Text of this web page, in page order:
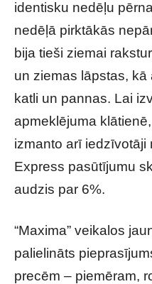
identisku nedēļu
nedēļā pirktākās
bija tieši ziemai
un ziemas lāpstas,
katli un pannas. Lai
apmeklējuma
izmanto arī iedzīvotāji
Express pasūtījumu
audzis par 6%.
“Maxima” veikalos
palielināts
precēm – piemēram,